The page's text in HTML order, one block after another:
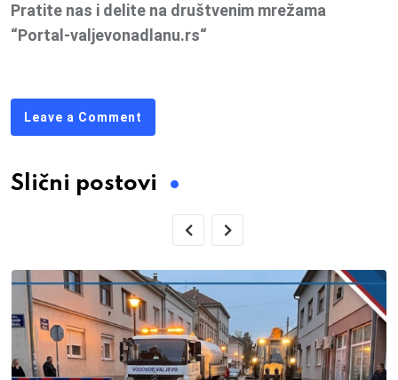
Pratite nas i delite na društvenim mrežama
“Portal-valjevonadlanu.rs“
Leave a Comment
Slični postovi